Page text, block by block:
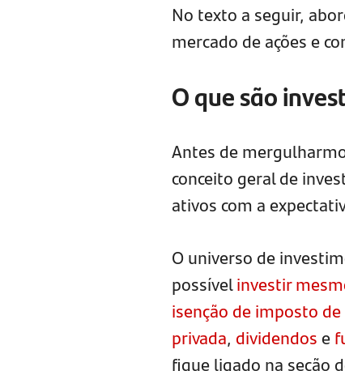
No texto a seguir,
mercado de ações e
O que são
Antes de
conceito geral de
ativos com a
O universo de
possívelinvestir
isenção de imposto
privada, dividendose
fique ligado na seção